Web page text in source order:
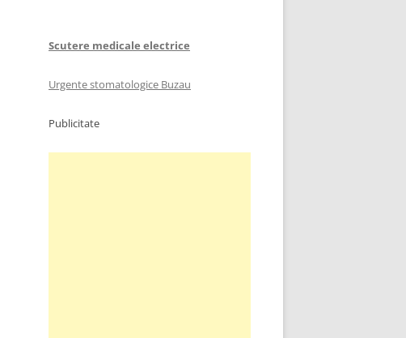
Scutere medicale electrice
Urgente stomatologice Buzau
Publicitate